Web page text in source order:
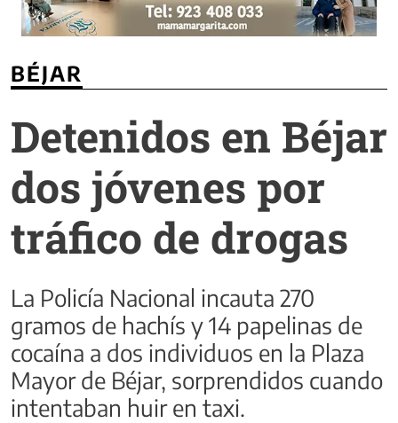
BÉJAR
Detenidos en Béjar
dos jóvenes por
tráfico de drogas
La Policía Nacional incauta 270
gramos de hachís y 14 papelinas de
cocaína a dos individuos en la Plaza
Mayor de Béjar, sorprendidos cuando
intentaban huir en taxi.